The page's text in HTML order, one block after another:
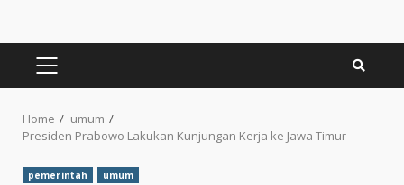
PRIMARY
MENU
Home
umum
Presiden Prabowo Lakukan Kunjungan Kerja ke Jawa Timur
pemerintah umum